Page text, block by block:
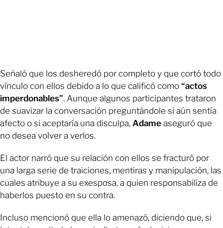
Señaló que los desheredó por completo y que cortó todo
vínculo con ellos debido a lo que calificó como “actos
imperdonables”. Aunque algunos participantes trataron
de suavizar la conversación preguntándole si aún sentía
afecto o si aceptaría una disculpa, Adame aseguró que
no desea volver a verlos.
El actor narró que su relación con ellos se fracturó por
una larga serie de traiciones, mentiras y manipulación, las
cuales atribuye a su exesposa, a quien responsabiliza de
haberlos puesto en su contra.
Incluso mencionó que ella lo amenazó, diciendo que, si